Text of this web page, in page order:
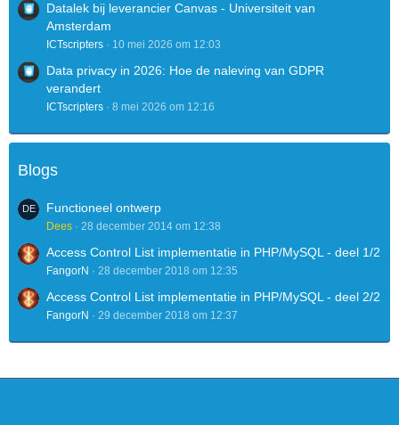
Datalek bij leverancier Canvas - Universiteit van
Amsterdam
ICTscripters 10 mei 2026 om 12:03
Data privacy in 2026: Hoe de naleving van GDPR
verandert
ICTscripters 8 mei 2026 om 12:16
Blogs
Functioneel ontwerp
Dees 28 december 2014 om 12:38
Access Control List implementatie in PHP/MySQL - deel 1/2
FangorN 28 december 2018 om 12:35
Access Control List implementatie in PHP/MySQL - deel 2/2
FangorN 29 december 2018 om 12:37